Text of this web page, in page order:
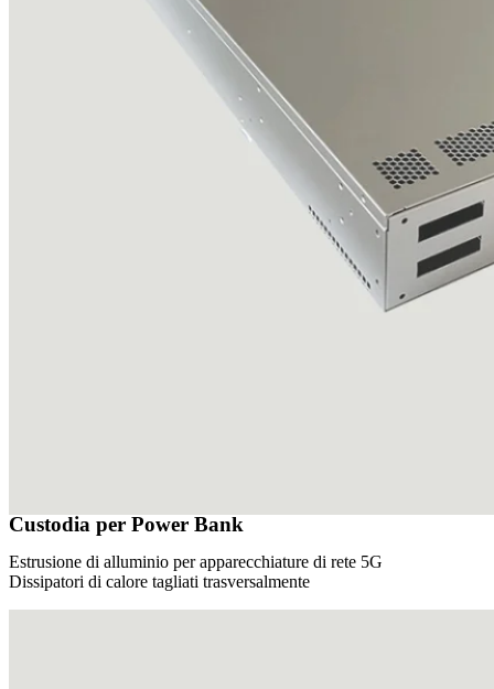
Custodia per Power Bank
Estrusione di alluminio per apparecchiature di rete 5G
Dissipatori di calore tagliati trasversalmente